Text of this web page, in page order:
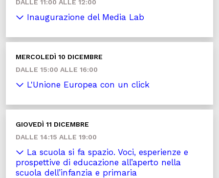
DALLE 11:00 ALLE 12:00
Inaugurazione del Media Lab
MERCOLEDÌ 10 DICEMBRE
DALLE 15:00 ALLE 16:00
L'Unione Europea con un click
GIOVEDÌ 11 DICEMBRE
DALLE 14:15 ALLE 19:00
La scuola si fa spazio. Voci, esperienze e
prospettive di educazione all’aperto nella
scuola dell’infanzia e primaria